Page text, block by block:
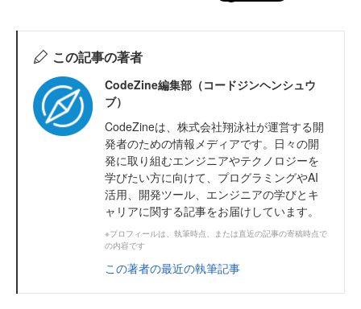
この記事の著者
CodeZine編集部（コードジンヘンシュウ
ブ）
CodeZineは、株式会社翔泳社が運営する開
発者のための情報メディアです。日々の開
発に取り組むエンジニアやテクノロジーを
学びたい方に向けて、プログラミングやAI
活用、開発ツール、エンジニアの学びとキ
ャリアに関する記事をお届けしています。
※プロフィールは、執筆時点、または直近の記事の寄稿時点で
の内容です
この著者の最近の執筆記事